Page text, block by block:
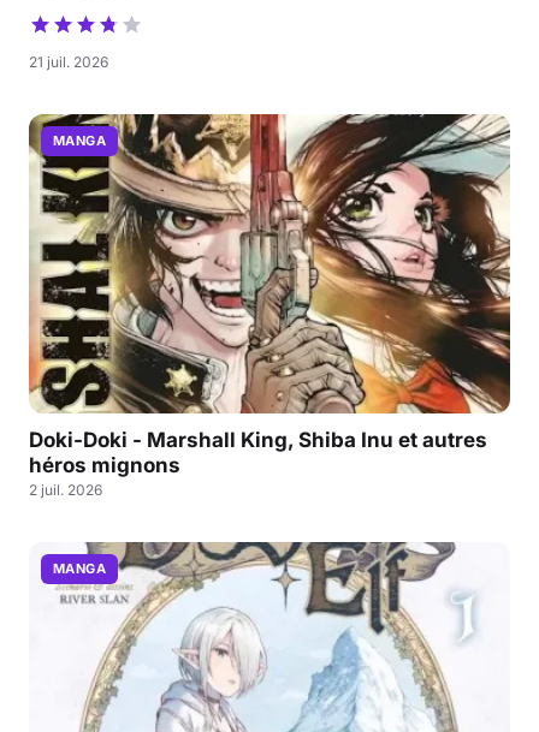
21 juil. 2026
MANGA
Doki-Doki - Marshall King, Shiba Inu et autres
héros mignons
2 juil. 2026
MANGA